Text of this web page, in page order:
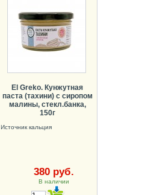
El Greko. Кунжутная
паста (тахини) с сиропом
малины, стекл.банка,
150г
Источник кальция
380 руб.
В наличии